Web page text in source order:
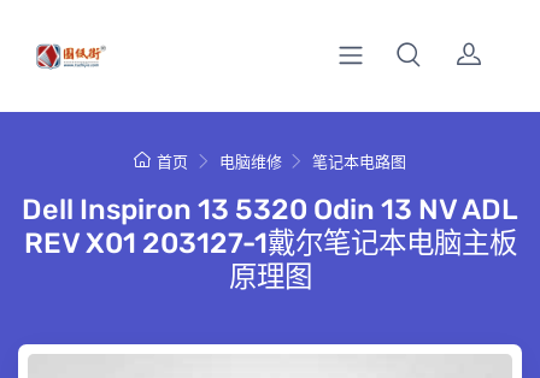
首页 电脑维修 笔记本电路图
Dell Inspiron 13 5320 Odin 13 NV ADL
REV X01 203127-1戴尔笔记本电脑主板
原理图